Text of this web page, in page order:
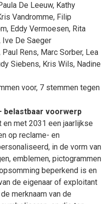
De Leeuw, Kathy
Vandromme, Filip
, Eddy Vermoesen, Rita
Ive De Saeger
Paul Rens, Marc Sorber, Lea
Siebens, Kris Wils, Nadine
voor, 7 stemmen tegen
belastbaar voorwerp
met 2031 een jaarlijkse
op reclame- en
in de vorm van
emblemen, pictogrammen
beperkend is en
de eigenaar of exploitant
merknaam van de